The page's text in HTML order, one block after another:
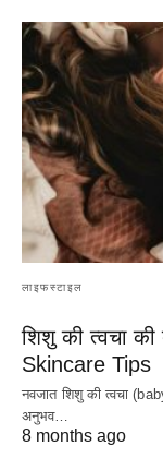
लाइफस्टाइल
शिशु की त्वचा
Skincare Tips
नवजात शिशु की त्वचा
अनुभव…
8 months ago